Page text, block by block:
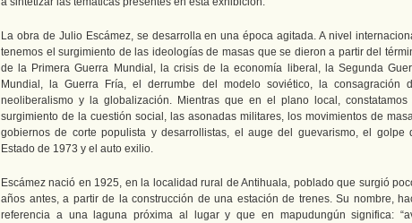
La obra de Julio Escámez, se desarrolla en una época agitada. A nivel
tenemos el surgimiento de las ideologías de masas que se dieron a partir del
de la Primera Guerra Mundial, la crisis de la economía liberal, la Segunda
Mundial, la Guerra Fría, el derrumbe del modelo soviético, la consagración
neoliberalismo y la globalización. Mientras que en el plano local, constatamos
surgimiento de la cuestión social, las asonadas militares, los movimientos de
gobiernos de corte populista y desarrollistas, el auge del guevarismo, el golpe
Estado de 1973 y el auto exilio.
Escámez nació en 1925, en la localidad rural de Antihuala, poblado que surgió
años antes, a partir de la construcción de una estación de trenes. Su nombre,
referencia a una laguna próxima al lugar y que en mapudungún significa: